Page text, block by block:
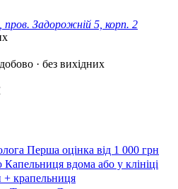
пров. Задорожній 5, корп. 2
· без вихідних
Перша оцінка від 1 000 грн
Капельниця вдома або у клініці
+ крапельниця